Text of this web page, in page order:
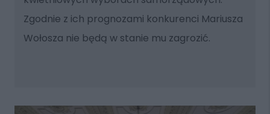
Zgodnie z ich prognozami konkurenci Mariusza
Wołosza nie będą w stanie mu zagrozić.